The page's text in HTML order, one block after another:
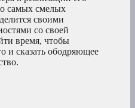
самых смелых
своими
со своей
время, чтобы
и сказать ободряющее